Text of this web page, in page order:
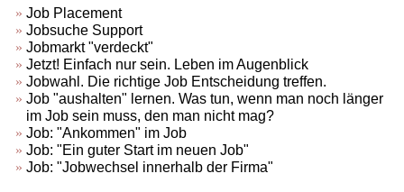
Job Placement
Jobsuche Support
Jobmarkt "verdeckt"
Jetzt! Einfach nur sein. Leben im Augenblick
Jobwahl. Die richtige Job Entscheidung treffen.
Job "aushalten" lernen. Was tun, wenn man noch länger
im Job sein muss, den man nicht mag?
Job: "Ankommen" im Job
Job: "Ein guter Start im neuen Job"
Job: "Jobwechsel innerhalb der Firma"